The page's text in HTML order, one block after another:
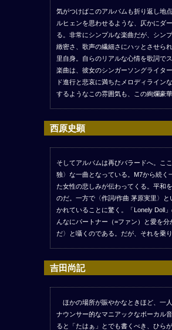
気がつけばこのアルバムも折り返し地
ルヒェンを思わせるような、仄かにダ
る。非常にシンプルな楽曲だが、シン
緻密さ、歌声の繊細さにハッとさせら
里自身。自らのリアルな心情を歌詞で
楽曲は、彼女のシンガーソングライタ
ド進行と悲哀に満ちたメロディライン
するようなこの雰囲気も、この絢爛豪
西原史顕
そしてアルバムは再びバラードへ。こ
独〉な一曲となっている。M7から続
た女性の悲しみが伝わってくる。平和
のだ。一方で〈作詞/作曲 茅原実里〉
かれていることに驚く。「Lonely Doll
んなにパートナー（=ファン）と愛を
だ〉と囁くのである。だが、それを乗
吉田尚記
ほかの場所が賑やかなときほど、一
ナウンサー的なマニアックなボーカル
ると「たはぁ」とでも書くべき、ひら